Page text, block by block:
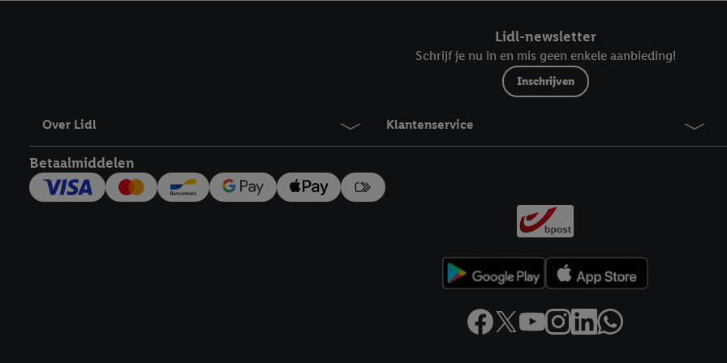
Lidl-newsletter
Schrijf je nu in en mis geen enkele aanbieding!
Inschrijven
Over Lidl Klantenservice
Betaalmiddelen